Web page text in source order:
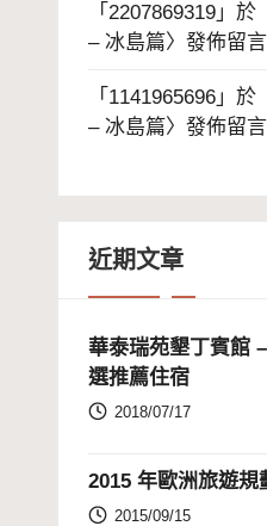
「 2207869319」於
– 冰島篇〉發佈留言
「 1141965696」於
– 冰島篇〉發佈留言
近期文章
華泰瑞苑墾丁賓館
選推薦住宿
2018/07/17
2015 年歐洲旅遊規
2015/09/15